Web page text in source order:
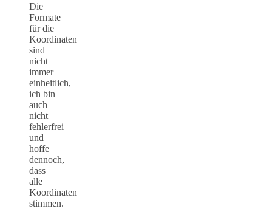
Die
Formate
für die
Koordinaten
sind
nicht
immer
einheitlich,
ich bin
auch
nicht
fehlerfrei
und
hoffe
dennoch,
dass
alle
Koordinaten
stimmen.